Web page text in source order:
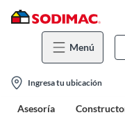
Menú
location-
icon
Ingresa tu ubicación
Asesoría